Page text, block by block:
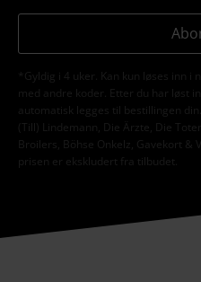
*Gyldig i 4 uker. Kan kun løses inn i
med andre koder. Etter du har løst
automatisk legges til bestillingen
(Till) Lindemann, Die Ärzte, Die
Broilers, Böhse Onkelz, Gavekort
prisen er ekskludert fra tilbudet.